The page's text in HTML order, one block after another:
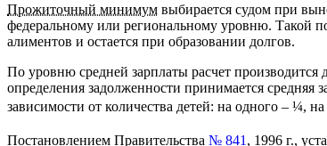
Прожиточный минимум выбирается судом при
федеральному или региональному уровню. Такой
алиментов и остается при образовании долгов.
По уровню средней зарплаты расчет
определения задолженности принимается средняя
зависимости от количества детей: на одного – ¼,
Постановлением Правительства № 841 , 1996 г.,